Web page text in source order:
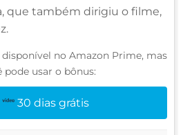
que também dirigiu o filme,
no Amazon Prime, mas
pode usar o bônus:
30 dias grátis